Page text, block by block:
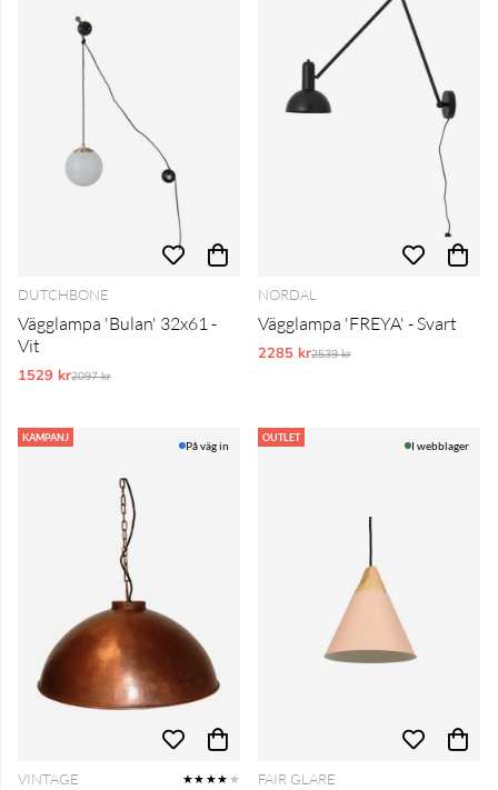
DUTCHBONE
Vägglampa 'Bulan' 32x61 -
Vit
1529 krOrdinarie pris:
2097 kr
NORDAL
Vägglampa 'FREYA' - Svart
2285 krOrdinarie pris:
2539 kr
KAMPANJ
På väg in
VINTAGE ★★★★ ★
OUTLET
I webblager
FAIR GLARE